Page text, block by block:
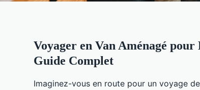
Voyager en Van Aménagé
Guide Complet
Imaginez-vous en route pour un voyage